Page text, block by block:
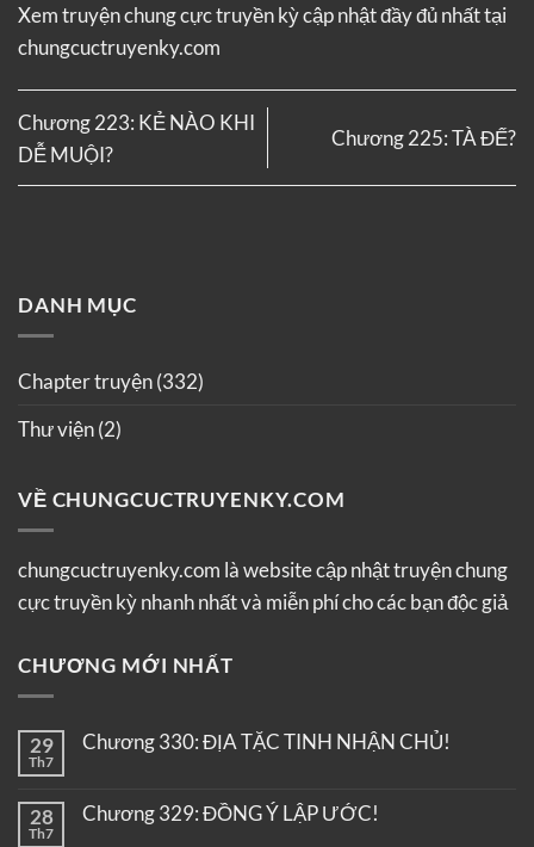
Xem truyệnchung cực truyền kỳcập nhật đầy đủ nhất tại
chungcuctruyenky.com
Chương 223: KẺ NÀO KHI
DỄ MUỘI?
Chương 225: TÀ ĐẾ?
DANH MỤC
Chapter truyện(332)
Thư viện(2)
VỀ CHUNGCUCTRUYENKY.COM
chungcuctruyenky.com là website cập nhật truyện chung
cực truyền kỳ nhanh nhất và miễn phí cho các bạn độc giả
CHƯƠNG MỚI NHẤT
29
Th7
Chương 330: ĐỊA TẶC TINH NHẬN CHỦ!
28
Th7
Chương 329: ĐỒNG Ý LẬP ƯỚC!